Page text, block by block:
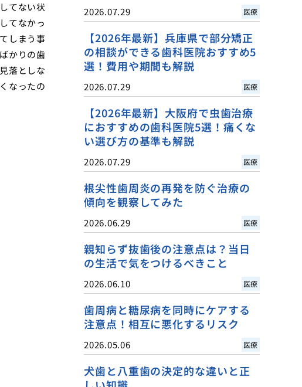
てない状
てなかっ
しまう事
かりの歯
落としな
なったの
2026.07.29 医療
【2026年最新】兵庫県で部分矯正
の相談ができる歯科医院おすすめ5
選！費用や期間も解説
2026.07.29 医療
【2026年最新】大阪府で虫歯治療
におすすめの歯科医院5選！痛くな
い選び方の基準も解説
2026.07.29 医療
根尖性歯周炎の再発を防ぐ治療の
傾向を観察してみた
2026.06.29 医療
親知らず抜歯後の注意点は？当日
の生活で気をつけるべきこと
2026.06.10 医療
歯周病と糖尿病を同時にケアする
注意点！相互に悪化するリスク
2026.05.06 医療
犬歯と八重歯の決定的な違いと正